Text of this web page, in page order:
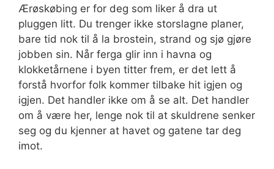
Ærøskøbing er for deg som liker å dra ut
pluggen litt. Du trenger ikke storslagne planer,
bare tid nok til å la brostein, strand og sjø gjøre
jobben sin. Når ferga glir inn i havna og
klokketårnene i byen titter frem, er det lett å
forstå hvorfor folk kommer tilbake hit igjen og
igjen. Det handler ikke om å se alt. Det handler
om å være her, lenge nok til at skuldrene senker
seg og du kjenner at havet og gatene tar deg
imot.